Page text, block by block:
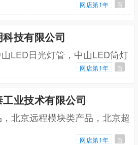
网店第1年 百
技有限公司
LED日光灯管，中山LED筒灯
网店第1年 百
业技术有限公司
北京远程模块类产品，北京超
网店第1年 百